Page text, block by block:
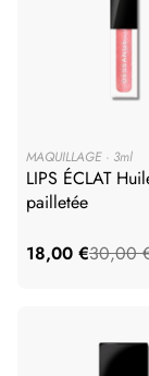
MAQUILLAGE 3ml
LIPS ÉCLAT
pailletée
18,00 €30,00